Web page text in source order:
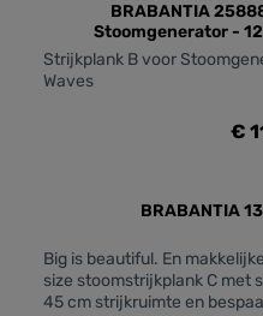
stomen: JaStoomstoot: 240
plekjes: Spitse
SPECIFICATIESGewicht
BRABANTIA 258886 Strijkplank B
Stoomgenerator -
Strijkplank B voor Stoomgenerator - 124x38 cm - Lilac
Waves
€
BRABANTIA
Big is beautiful. En
size stoomstrijkplank C met
45 cm strijkruimte en